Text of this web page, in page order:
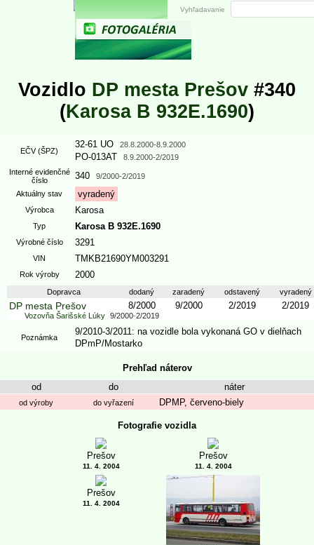
Vozidlo DP mesta Prešov #340
(Karosa B 932E.1690)
EČV (ŠPZ)
32-61 UO 28.8.2000-8.9.2000
PO-013AT 8.9.2000-2/2019
Interné evidenčné
číslo
340 9/2000-2/2019
Aktuálny stav vyradený
Výrobca Karosa
Typ Karosa B 932E.1690
Výrobné číslo 3291
VIN TMKB21690YM003291
Rok výroby 2000
Dopravca dodaný zaradený odstavený vyradený
DP mesta Prešov 8/2000 9/2000 2/2019 2/2019
Vozovňa Šarišské Lúky 9/2000-2/2019
Poznámka
9/2010-3/2011: na vozidle bola vykonaná GO v dielňach
DPmP/Mostarko
Prehľad náterov
od
do náter
od výroby do vyřazení DPMP, červeno-biely
Fotografie vozidla
Prešov
11. 4. 2004
Prešov
11. 4. 2004
Prešov
11. 4. 2004
Vyhľadavanie